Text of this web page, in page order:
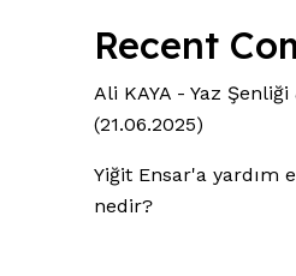
Recent
Ali KAYA - Yaz
(21.06.2025)
Yiğit Ensar'a yardım
nedir?